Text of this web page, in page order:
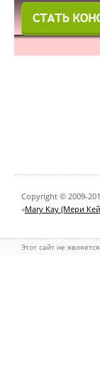
Copyright © 2009-
«Mary Kay (Мери
Этот сайт не